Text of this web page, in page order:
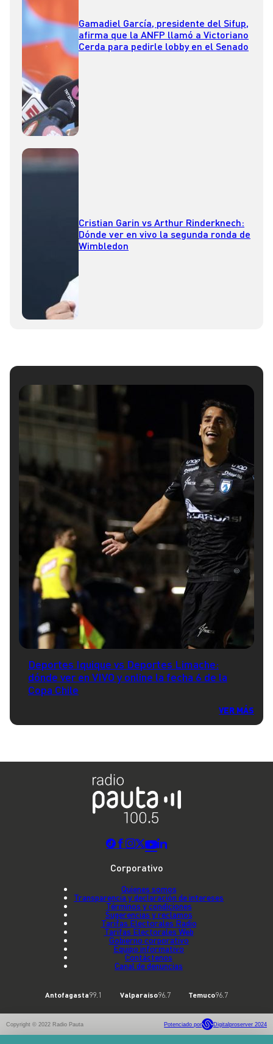
Gamadiel García, presidente del Sifup,
afirma que la ANFP llamó a Victoriano
Cerda para pedirle lobby en el Senado
Cristian Garin vs Arthur Rinderknech:
Dónde ver en vivo la segunda ronda de
Wimbledon
Deportes Iquique vs Deportes Limache:
dónde ver en VIVO y online la fecha 6 de la
Copa Chile
VER MÁS
Corporativo
Quienes somos
Transparencia y declaración de intereses
Términos y condiciones
Sugerencias y reclamos
Tarifas Electorales Radio
Tarifas Electorales Web
Gobierno corporativo
Equipo informativo
Contáctenos
Canal de denuncias
Antofagasta99.1 Valparaíso96.7 Temuco96.7
Copyright © 2022 Radio Pauta Potenciado por Digitalproserver 2024